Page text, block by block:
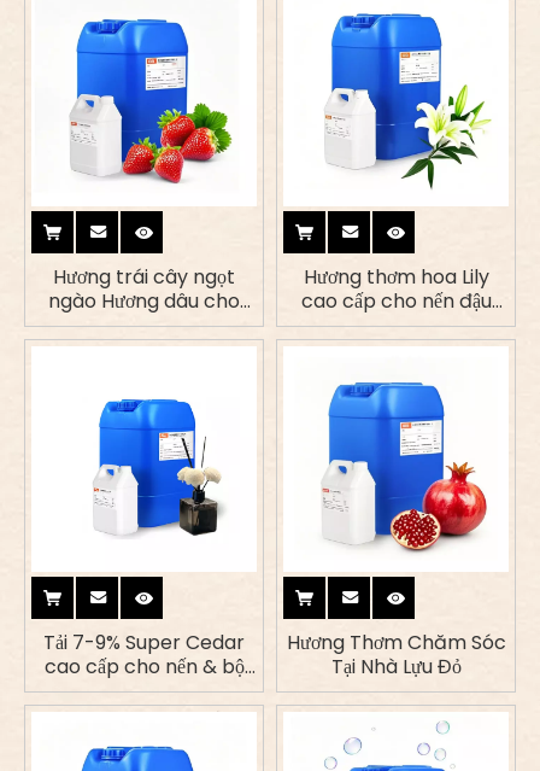
Hương trái cây ngọt
ngào Hương dâu cho
nến & máy khuếch tán
Hương thơm hoa Lily
cao cấp cho nến đậu
nành
Tải 7-9% Super Cedar
cao cấp cho nến & bộ
khuếch tán
Hương Thơm Chăm Sóc
Tại Nhà Lựu Đỏ